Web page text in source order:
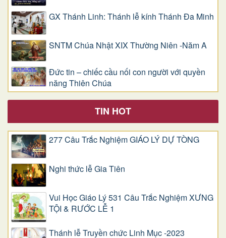
GX Thánh Linh: Thánh lễ kính Thánh Đa Minh
SNTM Chúa Nhật XIX Thường Niên -Năm A
Đức tin – chiếc cầu nối con người với quyền
năng Thiên Chúa
TIN HOT
277 Câu Trắc Nghiệm GIÁO LÝ DỰ TÒNG
Nghi thức lễ Gia Tiên
Vui Học Giáo Lý 531 Câu Trắc Nghiệm XƯNG
TỘI & RƯỚC LỄ 1
Thánh lễ Truyền chức Linh Mục -2023